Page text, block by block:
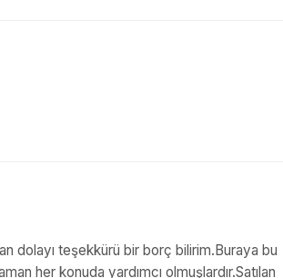
dolayı teşekkürü bir borç bilirim.Buraya bu
her konuda yardımcı olmuşlardır.Satılan